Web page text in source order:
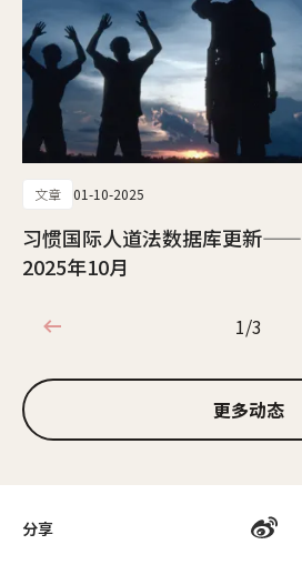
分享
文章 01-10-2025
习惯国际人道法数据库更新——
2025年10月
1/3
1/3
更多动态